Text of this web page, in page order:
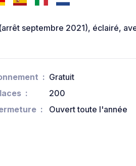
septembre 2021), éclairé,
Gratuit
200
Ouvert toute l'année